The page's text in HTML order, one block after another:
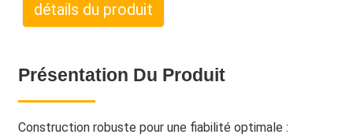
détails du produit
Présentation Du Produit
Construction robuste pour une fiabilité optimale :